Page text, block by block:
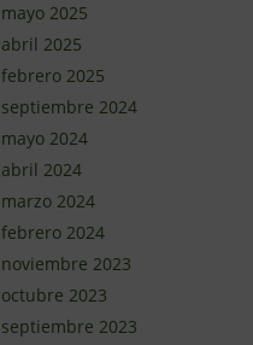
mayo 2025
abril 2025
febrero 2025
septiembre 2024
mayo 2024
abril 2024
marzo 2024
febrero 2024
noviembre 2023
octubre 2023
septiembre 2023